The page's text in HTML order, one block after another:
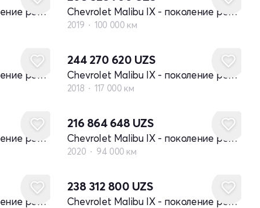
Chevrolet Malibu IX - поколение рестайлинг Chevrolet Malibu IX - поколение рестайлинг
2019 100 000 км
Chevrolet Malibu IX - поколение рестайлинг
244 270 620 UZS
Chevrolet Malibu IX - поколение рестайлинг
2018 117 000 км
Chevrolet Malibu IX - поколение рестайлинг
216 864 648 UZS
Chevrolet Malibu IX - поколение рестайлинг
2020 94 000 км
Chevrolet Malibu IX - поколение рестайлинг
238 312 800 UZS
Chevrolet Malibu IX - поколение рестайлинг